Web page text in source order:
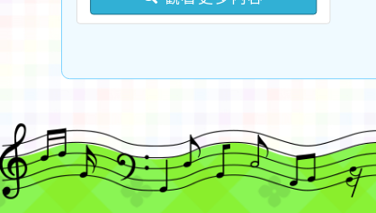
及教學支援工作人員踴躍
語中高級以上語言能力認